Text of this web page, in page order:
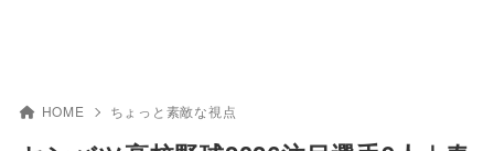
HOME ちょっと素敵な視点